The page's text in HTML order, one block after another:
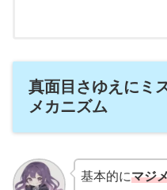
真面目さゆえにミ
メカニズム
基本的にマジ